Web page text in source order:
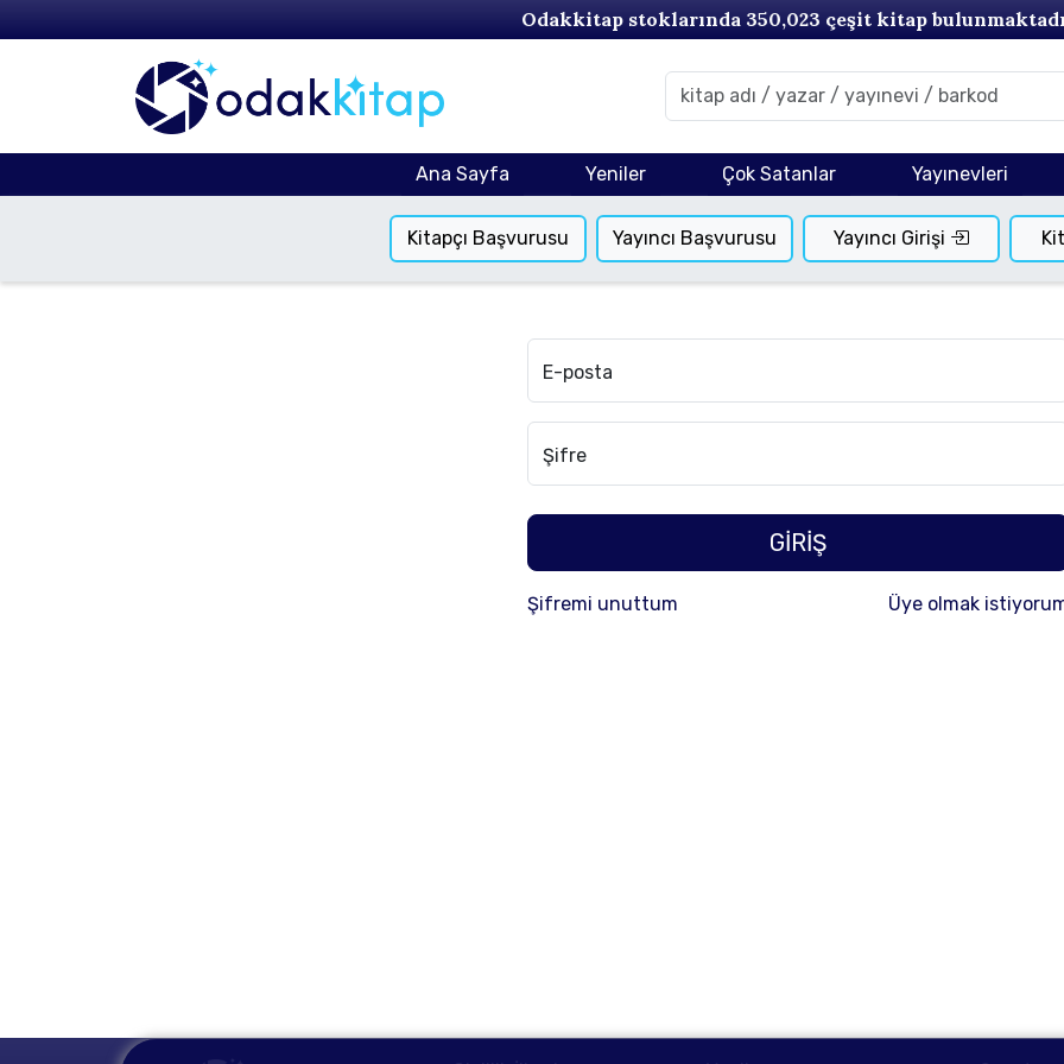
Odakkitap stoklarında 350,023 çeşit kitap
Ana Sayfa Yeniler Çok Satanlar Yayınevleri
Kitapçı Başvurusu Yayıncı Başvurusu Yayıncı Girişi
E-posta
Şifre
GİRİŞ
Şifremi unuttum Üye olmak